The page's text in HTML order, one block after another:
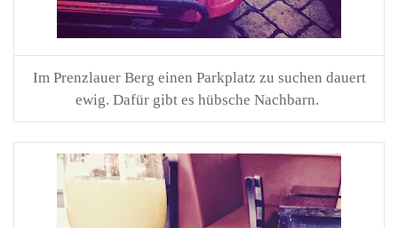
Im Prenzlauer Berg einen Parkplatz zu suchen dauert
ewig. Dafür gibt es hübsche Nachbarn.